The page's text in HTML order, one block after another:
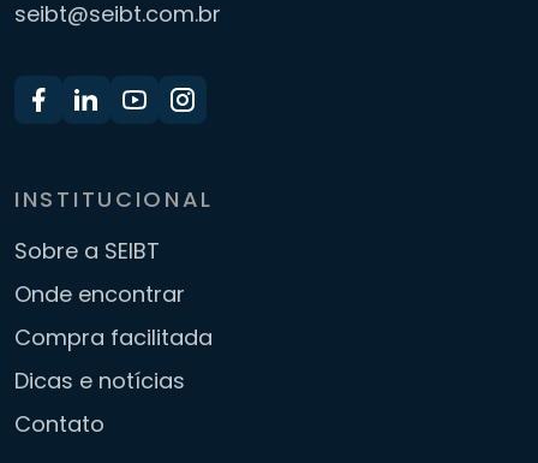
seibt@seibt.com.br
INSTITUCIONAL
Sobre a SEIBT
Onde encontrar
Compra facilitada
Dicas e notícias
Contato